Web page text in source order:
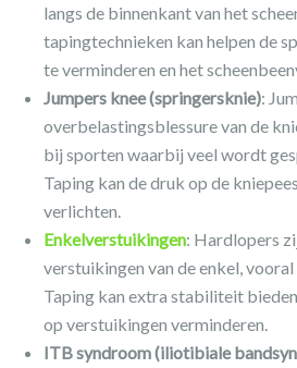
langs de binnenkant van het
tapingtechnieken kan helpen de
te verminderen en het
Jumpers knee (springersknie):
overbelastingsblessure van de
bij sporten waarbij veel wordt
Taping kan de druk op de
verlichten.
Enkelverstuikingen: Hardlopers
verstuikingen van de enkel,
Taping kan extra stabiliteit
op verstuikingen verminderen.
ITB syndroom (iliotibiale